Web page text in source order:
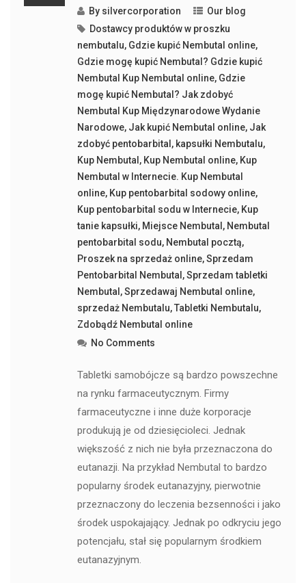
By silvercorporation
Our blog
Dostawcy produktów w proszku
nembutalu, Gdzie kupić Nembutal online,
Gdzie mogę kupić Nembutal? Gdzie kupić
Nembutal Kup Nembutal online, Gdzie
mogę kupić Nembutal? Jak zdobyć
Nembutal Kup Międzynarodowe Wydanie
Narodowe, Jak kupić Nembutal online, Jak
zdobyć pentobarbital , kapsułki Nembutalu,
Kup Nembutal , Kup Nembutal online, Kup
Nembutal w Internecie. Kup Nembutal
online, Kup pentobarbital sodowy online,
Kup pentobarbital sodu w Internecie, Kup
tanie kapsułki, Miejsce Nembutal , Nembutal
pentobarbital sodu, Nembutal pocztą,
Proszek na sprzedaż online,Sprzedam
Pentobarbital Nembutal ,Sprzedam tabletki
Nembutal ,Sprzedawaj Nembutal online,
sprzedaż Nembutalu,Tabletki Nembutalu,
Zdobądź Nembutal online
No Comments
Tabletki samobójcze są bardzo powszechne
na rynku farmaceutycznym. Firmy
farmaceutyczne i inne duże korporacje
produkują je od dziesięcioleci. Jednak
większość z nich nie była przeznaczona do
eutanazji. Na przykład Nembutal to bardzo
popularny środek eutanazyjny, pierwotnie
przeznaczony do leczenia bezsenności i jako
środek uspokajający. Jednak po odkryciu jego
potencjału, stał się popularnym środkiem
eutanazyjnym.